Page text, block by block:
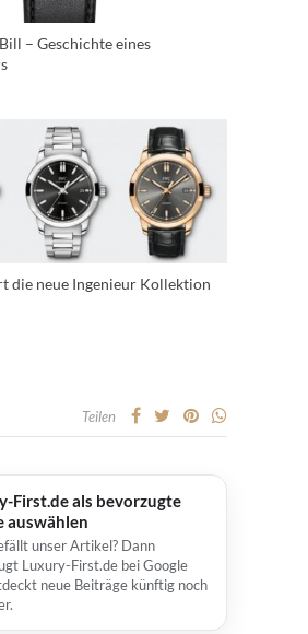
– Geschichte eines
die neue Ingenieur Kollektion
Teilen
First.de als bevorzugte
auswählen
unser Artikel? Dann
Luxury-First.de bei Google
neue Beiträge künftig noch